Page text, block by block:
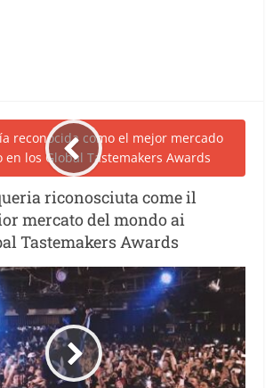
riconosciuta come il
mercato del mondo ai
Tastemakers Awards